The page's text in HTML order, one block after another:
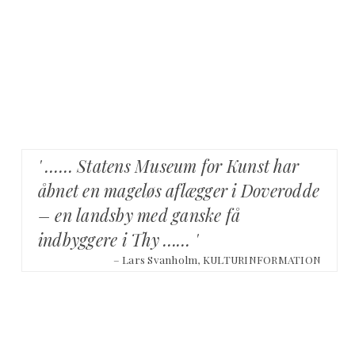
' …… Statens Museum for Kunst har
åbnet en mageløs aflægger i Doverodde
– en landsby med ganske få
indbyggere i Thy …… '
– Lars Svanholm, KULTURINFORMATION